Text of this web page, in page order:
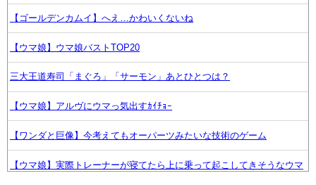
【ゴールデンカムイ】へえ…かわいくないね
【ウマ娘】ウマ娘バストTOP20
三大王道寿司「まぐろ」「サーモン」あとひとつは？
【ウマ娘】アルヴにウマっ気出すｶｲﾁｮｰ
【ワンダと巨像】今考えてもオーパーツみたいな技術のゲーム
【ウマ娘】実際トレーナーが寝てたら上に乗って起こしてきそうなウマ